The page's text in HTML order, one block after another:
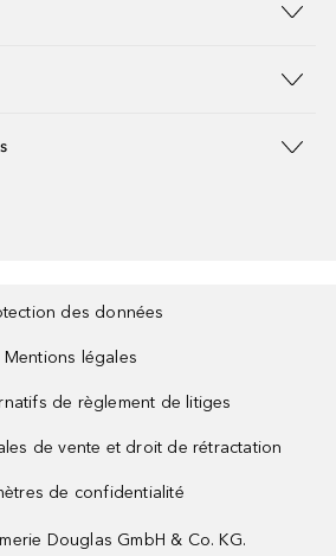
des données
Mentions légales
de règlement de litiges
de vente et droit de rétractation
de confidentialité
Douglas GmbH & Co. KG.